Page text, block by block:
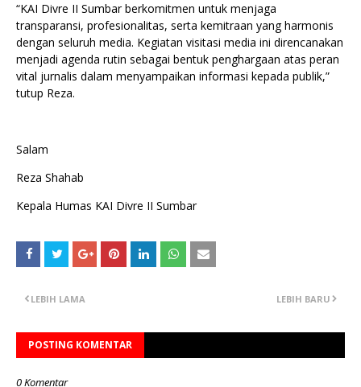
“KAI Divre II Sumbar berkomitmen untuk menjaga
transparansi, profesionalitas, serta kemitraan yang harmonis
dengan seluruh media. Kegiatan visitasi media ini direncanakan
menjadi agenda rutin sebagai bentuk penghargaan atas peran
vital jurnalis dalam menyampaikan informasi kepada publik,”
tutup Reza.
Salam
Reza Shahab
Kepala Humas KAI Divre II Sumbar
LEBIH BARU
LEBIH LAMA
POSTING KOMENTAR
0 Komentar